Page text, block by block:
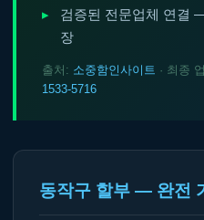
검증된 전문업체 연결
장
출처: 소중함인사이트 · 최종
1533-5716
동작구 할부 — 완전